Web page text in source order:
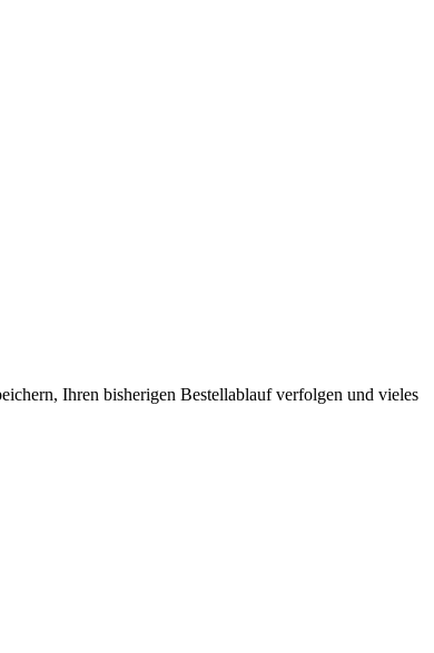
Ihren bisherigen Bestellablauf verfolgen und vieles